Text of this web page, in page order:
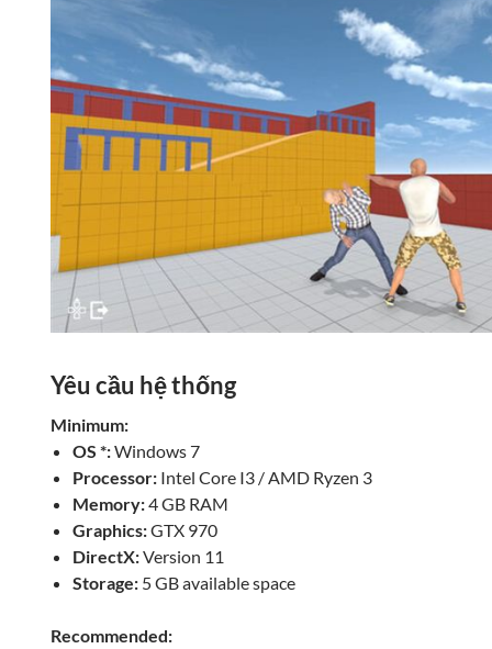
Yêu cầu hệ thống
Minimum:
OS *:Windows 7
Processor: Intel Core I3 / AMD Ryzen 3
Memory:4 GB RAM
Graphics:GTX 970
DirectX:Version 11
Storage: 5 GB available space
Recommended: